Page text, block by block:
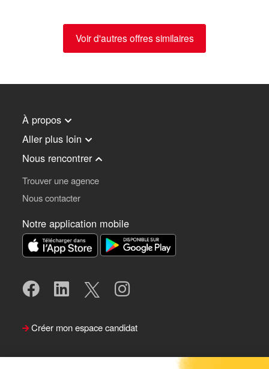
Voir d'autres offres similaires
À propos
Aller plus loin
Nous rencontrer
Trouver une agence
Nous contacter
Notre application mobile
Créer mon espace candidat